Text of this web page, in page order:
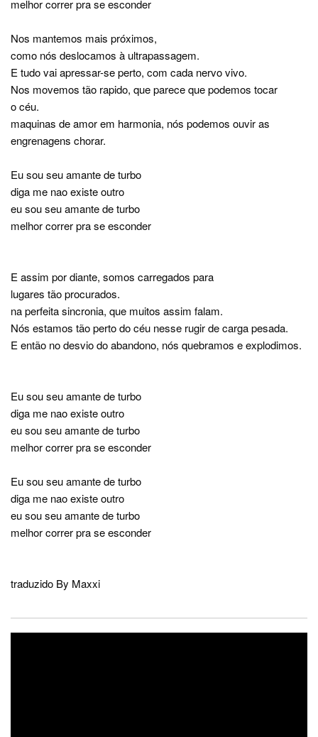
melhor correr pra se esconder
Nos mantemos mais próximos,
como nós deslocamos à ultrapassagem.
E tudo vai apressar-se perto, com cada nervo vivo.
Nos movemos tão rapido, que parece que podemos tocar
o céu.
maquinas de amor em harmonia, nós podemos ouvir as
engrenagens chorar.
Eu sou seu amante de turbo
diga me nao existe outro
eu sou seu amante de turbo
melhor correr pra se esconder
E assim por diante, somos carregados para
lugares tão procurados.
na perfeita sincronia, que muitos assim falam.
Nós estamos tão perto do céu nesse rugir de carga pesada.
E então no desvio do abandono, nós quebramos e explodimos.
Eu sou seu amante de turbo
diga me nao existe outro
eu sou seu amante de turbo
melhor correr pra se esconder
Eu sou seu amante de turbo
diga me nao existe outro
eu sou seu amante de turbo
melhor correr pra se esconder
traduzido By Maxxi